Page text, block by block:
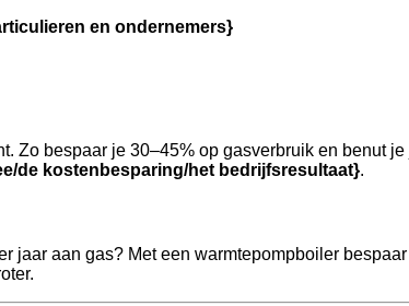
en ondernemers}
Zo bespaar je 30–45% op gasverbruik en benut
de kostenbesparing/het bedrijfsresultaat}.
jaar aan gas? Met een warmtepompboiler